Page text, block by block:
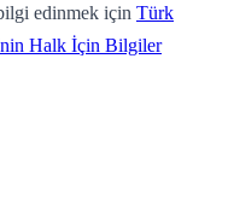
edinmek için Türk
Halk İçin Bilgiler